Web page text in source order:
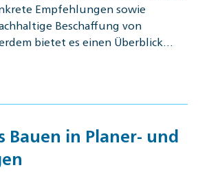
Empfehlungen sowie
Beschaffung von
bietet es einen Überblick…
Bauen in Planer- und